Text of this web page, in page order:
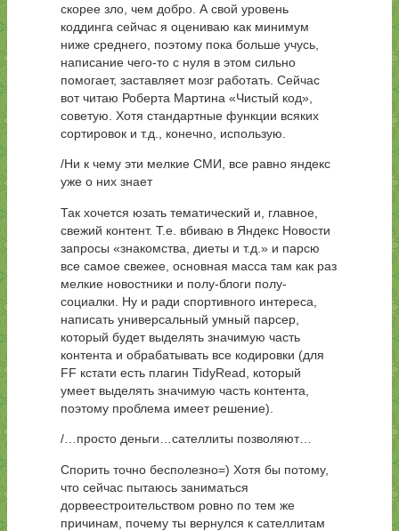
скорее зло, чем добро. А свой уровень
коддинга сейчас я оцениваю как минимум
ниже среднего, поэтому пока больше учусь,
написание чего-то с нуля в этом сильно
помогает, заставляет мозг работать. Сейчас
вот читаю Роберта Мартина «Чистый код»,
советую. Хотя стандартные функции всяких
сортировок и т.д., конечно, использую.
/Ни к чему эти мелкие СМИ, все равно яндекс
уже о них знает
Так хочется юзать тематический и, главное,
свежий контент. Т.е. вбиваю в Яндекс Новости
запросы «знакомства, диеты и т.д.» и парсю
все самое свежее, основная масса там как раз
мелкие новостники и полу-блоги полу-
социалки. Ну и ради спортивного интереса,
написать универсальный умный парсер,
который будет выделять значимую часть
контента и обрабатывать все кодировки (для
FF кстати есть плагин TidyRead, который
умеет выделять значимую часть контента,
поэтому проблема имеет решение).
/…просто деньги…сателлиты позволяют…
Спорить точно бесполезно=) Хотя бы потому,
что сейчас пытаюсь заниматься
дорвеестроительством ровно по тем же
причинам, почему ты вернулся к сателлитам